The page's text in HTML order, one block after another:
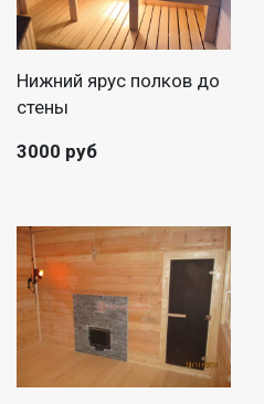
Нижний ярус полков до
стены
3000 руб